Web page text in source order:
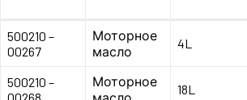
500210 –
00267
Моторное
масло
4L
500210 –
Моторное
18L